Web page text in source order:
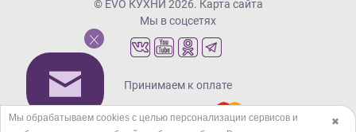
© EVO КУХНИ 2026. Карта сайта
Мы в соцсетях
Принимаем к оплате
✖
Мы обрабатываем cookies с целью персонализации сервисов и